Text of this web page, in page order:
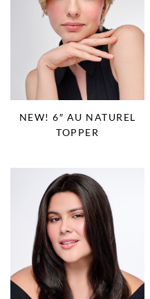
NEW! 6″ AU NATUREL
TOPPER